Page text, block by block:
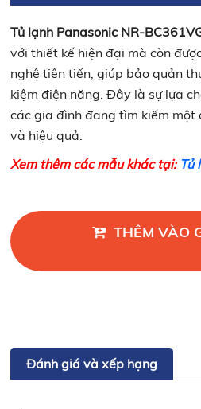
Tủ lạnh Panasonic NR-
với thiết kế hiện đại mà còn
nghệ tiên tiến, giúp bảo quản
kiệm điện năng. Đây là sự lựa
các gia đình đang tìm kiếm một
và hiệu quả.
Xem thêm các mẫu khác tại: Tủ
THÊM VÀO
Đánh giá và xếp hạng